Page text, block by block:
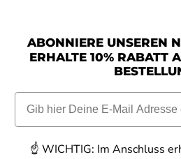
ABONNIERE UNSEREN
ERHALTE 10% RABATT
☝️ WICHTIG: Im Anschluss